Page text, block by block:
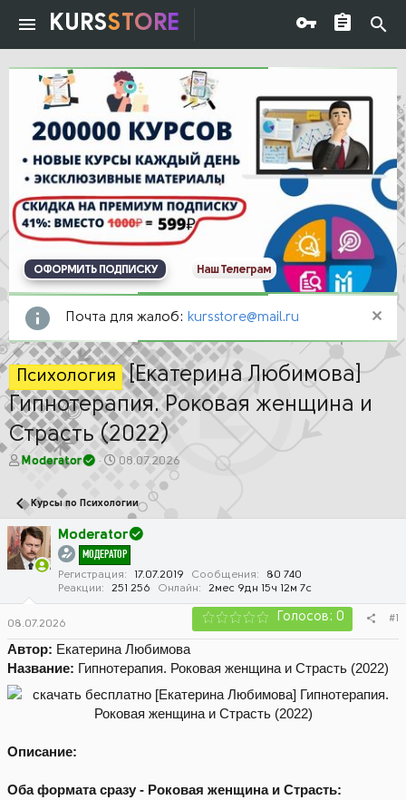
KURSSTORE
ОФОРМИТЬ ПОДПИСКУ Наш Телеграм
Почта для жалоб: kursstore@mail.ru
Психология [Екатерина Любимова]
Гипнотерапия. Роковая женщина и
Страсть (2022)
А
о
р
т
е
Moderator
Д
а
а
ч
а
л
а
08.07.2026
Курсы по Психологии
Moderator
МОДЕРАТОР
Регистрация 17.07.2019 Сообщения
80 740
Реакции
251 256 Онлайн 2мес 9дн 15ч 12м 7с
08.07.2026 Голосов: 0 #1
Автор: Екатерина Любимова
Название: Гипнотерапия. Роковая женщина и Страсть (2022)
Описание:
Оба формата сразу - Роковая женщина и Страсть: